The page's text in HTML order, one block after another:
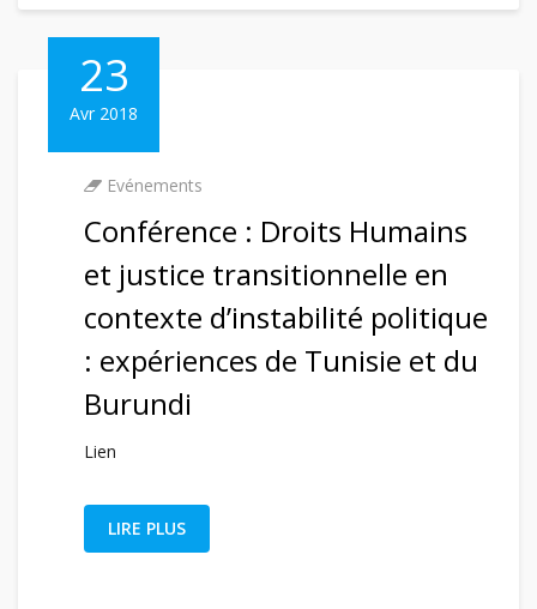
23
Avr 2018
Evénements
Conférence : Droits Humains
et justice transitionnelle en
contexte d’instabilité politique
: expériences de Tunisie et du
Burundi
Lien
LIRE PLUS